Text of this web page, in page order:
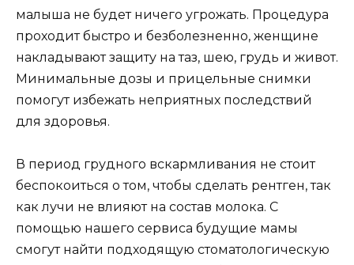
малыша не будет ничего угрожать. Процедура
проходит быстро и безболезненно, женщине
накладывают защиту на таз, шею, грудь и живот.
Минимальные дозы и прицельные снимки
помогут избежать неприятных последствий
для здоровья.
В период грудного вскармливания не стоит
беспокоиться о том, чтобы сделать рентген, так
как лучи не влияют на состав молока. С
помощью нашего сервиса будущие мамы
смогут найти подходящую стоматологическую